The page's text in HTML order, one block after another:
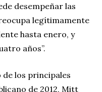
desempeñar las
legítimamente
hasta enero, y
años”.
de los principales
de 2012, Mitt